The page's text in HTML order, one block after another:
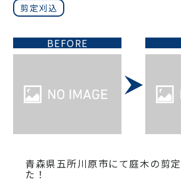
剪定刈込
BEFORE
青森県五所川原市にて庭木の剪
た！